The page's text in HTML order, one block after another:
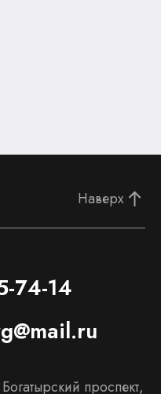
Наверх
74-14
проспект,